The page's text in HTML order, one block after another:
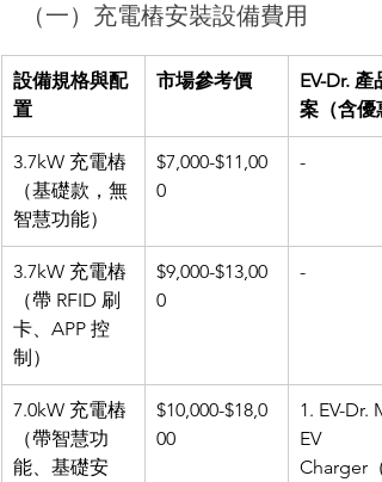
（一）充電樁安裝設備費用
設備規格與配
置
市場參考價
EV-Dr. 產
案（含優
3.7kW 充電樁
（基礎款，無
智慧功能）
$7,000-$11,00
0
-
3.7kW 充電樁
（帶 RFID 刷
卡、APP 控
制）
$9,000-$13,00
0
-
7.0kW 充電樁
（帶智慧功
能、基礎安
$10,000-$18,0
00
1. EV-Dr.
EV
Charger（